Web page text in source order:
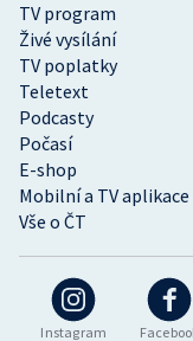
Instagram
TV program
Živé vysílání
TV poplatky
Teletext
Podcasty
Počasí
E-shop
Mobilní a TV aplikace
Vše o ČT